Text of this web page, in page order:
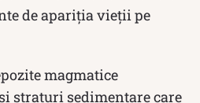
de apariția vieții pe
magmatice
straturi sedimentare care